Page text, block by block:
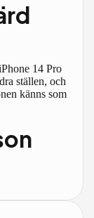
14 Pro
ställen, och
känns som